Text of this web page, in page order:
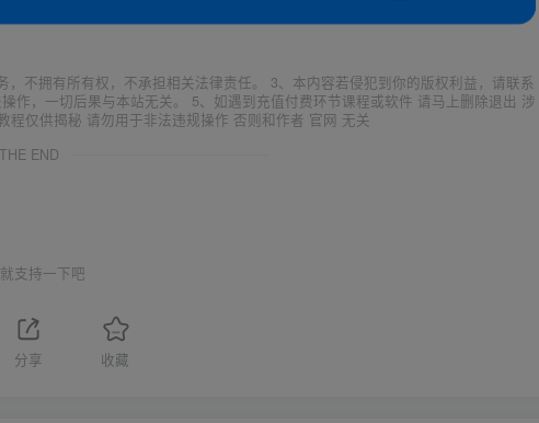
不拥有所有权，不承担相关法律责任。 3、本内容若侵犯到你的版权利益，请联系
作，一切后果与本站无关。 5、如遇到充值付费环节课程或软件 请马上删除退出 涉
仅供揭秘 请勿用于非法违规操作 否则和作者 官网 无关
THE END
支持一下吧
分享 收藏